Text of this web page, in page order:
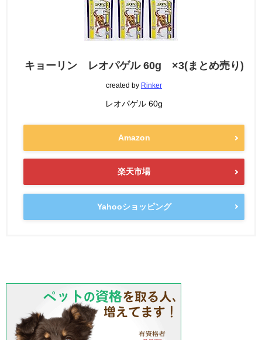
キョーリン レオパゲル 60g ×3(まとめ売り)
created by Rinker
レオパゲル 60g
Amazon
楽天市場
Yahooショッピング